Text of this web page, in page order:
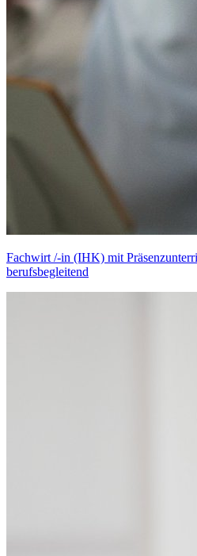
Fachwirt /-in (IHK) mit
berufsbegleitend